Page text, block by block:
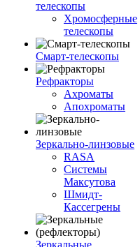
телескопы
Хромосферные
телескопы
Смарт-телескопы
Рефракторы
Ахроматы
Апохроматы
Зеркально-линзовые
RASA
Системы
Максутова
Шмидт-
Кассегрены
Зеркальные